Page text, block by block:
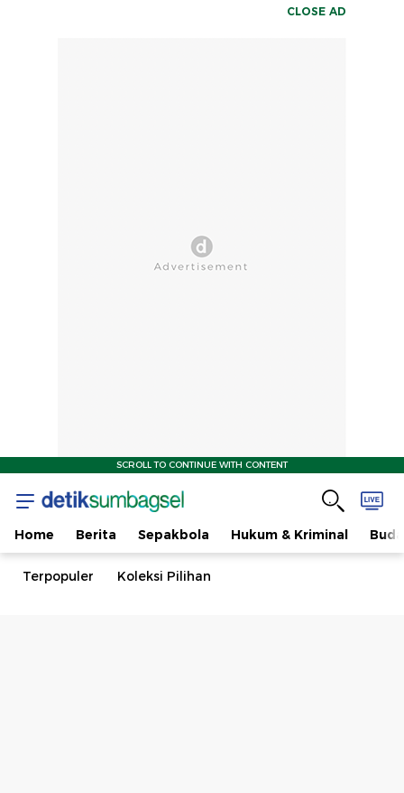
CLOSE AD
SCROLL TO CONTINUE WITH CONTENT
Home Berita Sepakbola Hukum & Kriminal
Terpopuler Koleksi Pilihan